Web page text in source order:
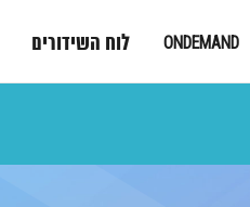
ONDEMAND לוח השידורים